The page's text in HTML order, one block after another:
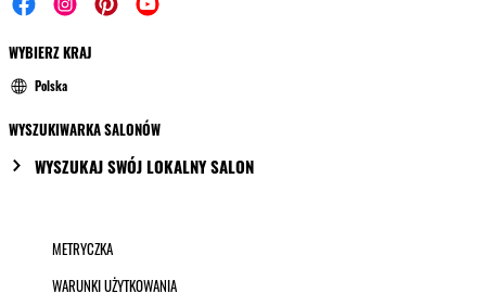
WYBIERZ KRAJ
Polska
WYSZUKIWARKA SALONÓW
WYSZUKAJ SWÓJ LOKALNY SALON
METRYCZKA
WARUNKI UŻYTKOWANIA